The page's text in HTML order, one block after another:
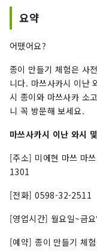
요약
어땠어요?
종이 만들기 체험은 사
니다. 마쓰사카시 이난
시 종이와 마쓰사카 소
니 꼭 방문해 보세요.
마쓰사카시 이난 와시
[주소] 미에현 마쓰 마
1301
[전화] 0598-32-2511
[영업시간] 월요일~금
[예약] 종이 만들기 체